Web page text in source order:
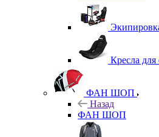
Кресла для
ФАН ШОП
Назад
ФАН ШОП